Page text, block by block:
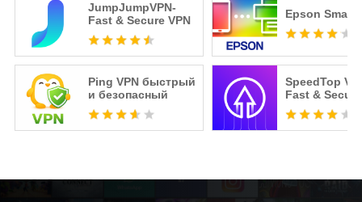
JumpJumpVPN-
Fast & Secure VPN
Ping VPN быстрый
и безопасный
Epson Smart
SpeedTop
Fast & Secure